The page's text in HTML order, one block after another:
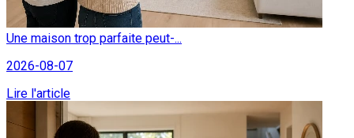
Une maison trop parfaite peut-...
2026-08-07
Lire l'article